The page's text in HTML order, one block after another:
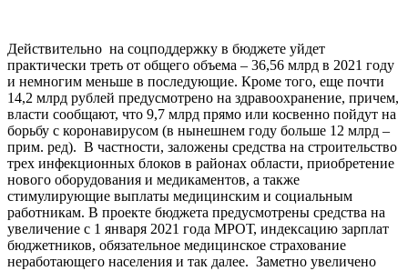
Действительно на соцподдержку в бюджете уйдет
практически треть от общего объема – 36,56 млрд в 2021 году
и немногим меньше в последующие. Кроме того, еще почти
14,2 млрд рублей предусмотрено на здравоохранение, причем,
власти сообщают, что 9,7 млрд прямо или косвенно пойдут на
борьбу с коронавирусом (в нынешнем году больше 12 млрд –
прим. ред). В частности, заложены средства на строительство
трех инфекционных блоков в районах области, приобретение
нового оборудования и медикаментов, а также
стимулирующие выплаты медицинским и социальным
работникам. В проекте бюджета предусмотрены средства на
увеличение с 1 января 2021 года МРОТ, индексацию зарплат
бюджетников, обязательное медицинское страхование
неработающего населения и так далее. Заметно увеличено